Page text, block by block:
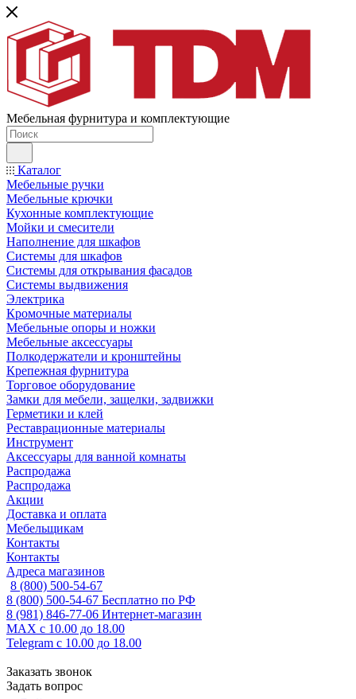
Мебельная фурнитура и комплектующие
Каталог
Мебельные ручки
Мебельные крючки
Кухонные комплектующие
Мойки и смесители
Наполнение для шкафов
Cистемы для шкафов
Системы для открывания фасадов
Системы выдвижения
Электрика
Кромочные материалы
Мебельные опоры и ножки
Мебельные аксессуары
Полкодержатели и кронштейны
Крепежная фурнитура
Торговое оборудование
Замки для мебели, защелки, задвижки
Герметики и клей
Реставрационные материалы
Инструмент
Аксессуары для ванной комнаты
Распродажа
Распродажа
Акции
Доставка и оплата
Мебельщикам
Контакты
Контакты
Адреса магазинов
8 (800) 500-54-67
8 (800) 500-54-67 Бесплатно по РФ
8 (981) 846-77-06 Интернет-магазин
MAX с 10.00 до 18.00
Telegram с 10.00 до 18.00
Заказать звонок
Задать вопрос